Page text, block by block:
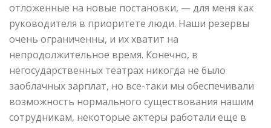
отложенные на новые постановки, — для меня как
руководителя в приоритете люди. Наши резервы
очень ограниченны, и их хватит на
непродолжительное время. Конечно, в
негосударственных театрах никогда не было
заоблачных зарплат, но все-таки мы обеспечивали
возможность нормального существования нашим
сотрудникам, некоторые актеры работали еще в